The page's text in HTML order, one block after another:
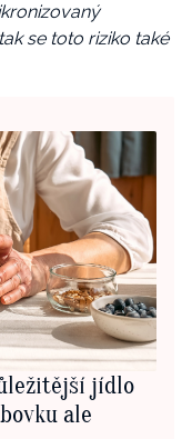
se toto riziko také
jídlo
ale